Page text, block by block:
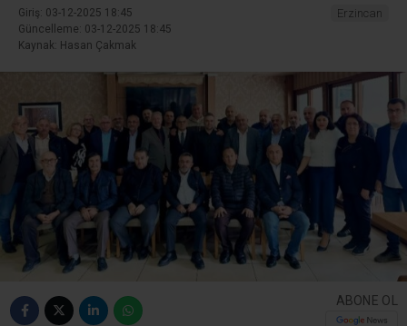
Giriş: 03-12-2025 18:45
Güncelleme: 03-12-2025 18:45
Kaynak: Hasan Çakmak
Erzincan
ABONE OL